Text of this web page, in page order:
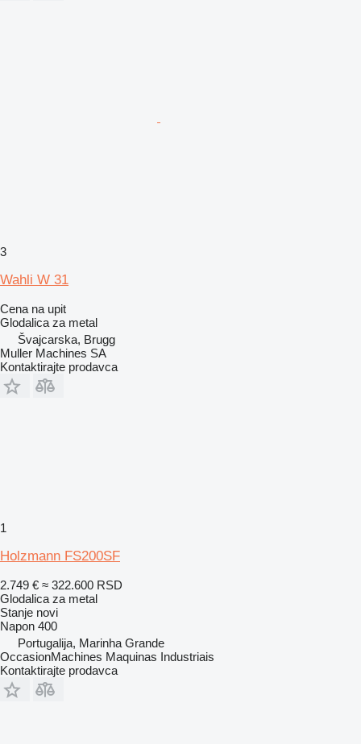
3
Wahli W 31
Cena na upit
Glodalica za metal
Švајcarska, Brugg
Muller Machines SA
Kontaktirajte prodavca
1
Holzmann FS200SF
2.749 € ≈ 322.600 RSD
Glodalica za metal
Stanje novi
Napon 400
Portugalija, Marinha Grande
OccasionMachines Maquinas Industriais
Kontaktirajte prodavca